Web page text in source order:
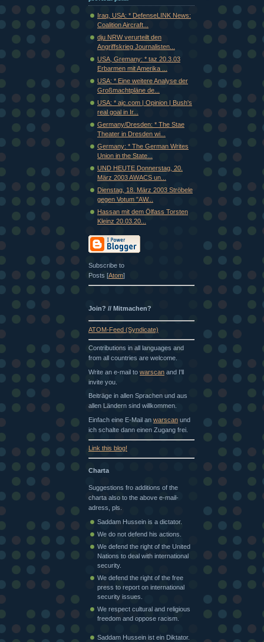
Iraq, USA: * DefenseLINK News:
Coalition Aircraft...
dju NRW verurteilt den
Angriffskrieg Journalisten...
USA, Gremany: * taz 20.3.03
Erbarmen mit Amerika ...
USA: * Eine weitere Analyse der
Großmachtpläne de...
USA: * ajc.com | Opinion | Bush's
real goal in Ir...
Germany/Dresden: * The Stae
Theater in Dresden wi...
Germany: * The German Writes
Union in the State...
UND HEUTE Donnerstag, 20.
März 2003 AWACS un...
Dienstag, 18. März 2003 Ströbele
gegen Votum "AW...
Hassan mit dem Ölfass Torsten
Kleinz 20.03.20...
Subscribe to
Posts [Atom]
Join? // Mitmachen?
ATOM-Feed (Syndicate)
Contributions in all languages and
from all countries are welcome.
Write an e-mail to warscan and I'll
invite you.
Beiträge in allen Sprachen und aus
allen Ländern sind willkommen.
Einfach eine E-Mail an warscan und
ich schalte dann einen Zugang frei.
Link this blog!
Charta
Suggestions fro additions of the
charta also to the above e-mail-
adress, pls.
Saddam Hussein is a dictator.
We do not defend his actions.
We defend the right of the United
Nations to deal with international
security.
We defend the right of the free
press to report on international
security issues.
We respect cultural and religious
freedom and oppose racism.
Saddam Hussein ist ein Diktator.